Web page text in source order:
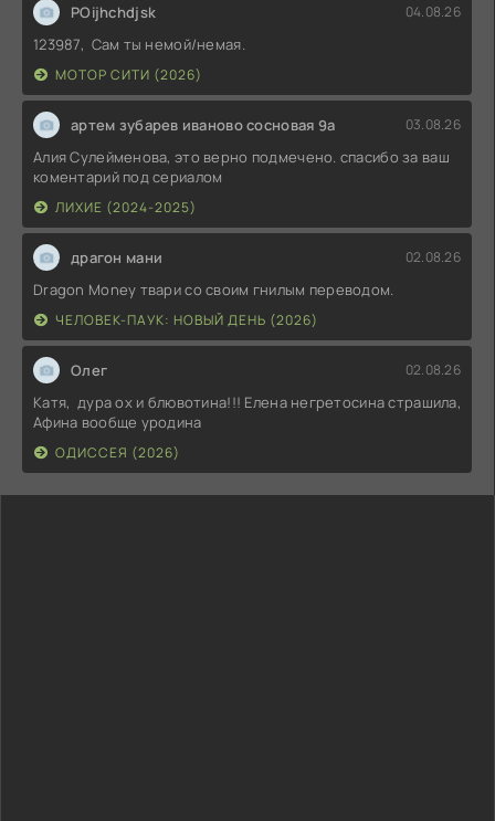
POijhchdjsk 04.08.26
123987, Сам ты немой/немая.
МОТОР СИТИ (2026)
артем зубарев иваново сосновая 9а 03.08.26
Алия Сулейменова, это верно подмечено. спасибо за ваш
коментарий под сериалом
ЛИХИЕ (2024-2025)
драгон мани 02.08.26
Dragon Money твари со своим гнилым переводом.
ЧЕЛОВЕК-ПАУК: НОВЫЙ ДЕНЬ (2026)
Олег 02.08.26
Катя, дура ох и блювотина!!! Елена негретосина страшила,
Афина вообще уродина
ОДИССЕЯ (2026)